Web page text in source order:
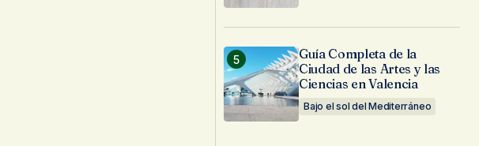
Guía Completa de la
Ciudad de las Artes y las
Ciencias en Valencia
Bajo el sol del Mediterráneo